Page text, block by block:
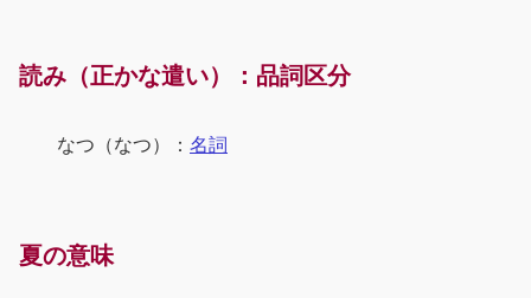
読み（正かな遣い）：品詞区分
なつ（なつ）： 名詞
夏の意味